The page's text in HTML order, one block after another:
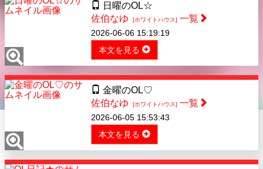
日曜のOL☆
佐伯なゆ
[ホワイトハウス] 一覧
2026-06-06 15:19:19
本文を見る
金曜のOL♡
佐伯なゆ
[ホワイトハウス] 一覧
2026-06-05 15:53:43
本文を見る